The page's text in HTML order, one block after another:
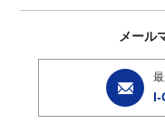
メール
I-